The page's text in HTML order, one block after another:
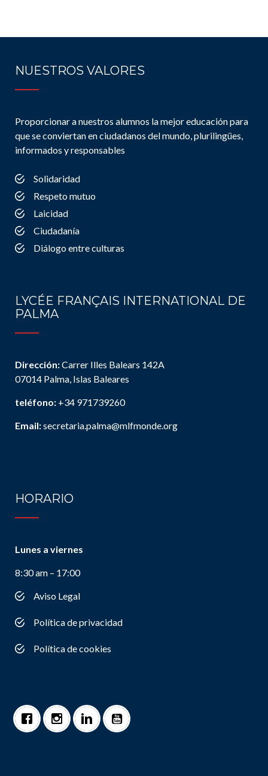
NUESTROS VALORES
Proporcionar a nuestros alumnos la mejor educación para
que se conviertan en ciudadanos del mundo, plurilingües,
informados y responsables
Solidaridad
Respeto mutuo
Laicidad
Ciudadanía
Diálogo entre culturas
LYCÉE FRANÇAIS INTERNATIONAL DE
PALMA
Dirección:Carrer Illes Balears 142A
07014 Palma, Islas Baleares
teléfono: +34 971739260
Email:secretaria.palma@mlfmonde.org
HORARIO
Lunes a viernes
8:30 am – 17:00
Aviso Legal
Política de privacidad
Política de cookies